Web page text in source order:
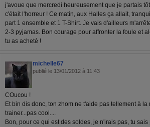
j'avoue que mercredi heureusement que je partais
c'était l'horreur ! Ce matin, aux Halles ça allait,
part 1 ensemble et 1 T-Shirt. Je vais d'ailleurs
2-3 pyjamas. Bon courage pour affronter la foule et
tu as acheté !
michelle67
publié le 13/01/2012 à 11:43
COucou !
Et bin dis donc, ton zhom ne t'aide pas tellement à
trainer...pas cool....
Bon, pour ce qui est des soldes, je n'irais pas, tu